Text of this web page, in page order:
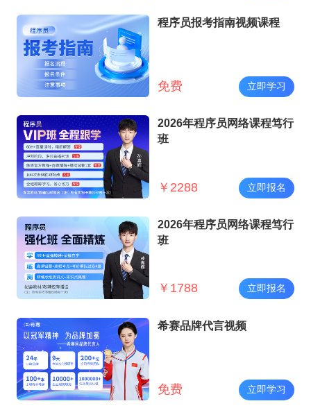
程序员报考指南视频课程
免费 立即学习
2026年程序员网络课程笃行
班
￥ 2288 立即报名
2026年程序员网络课程笃行
班
￥ 1788 立即报名
希赛品牌代言视频
免费 立即学习